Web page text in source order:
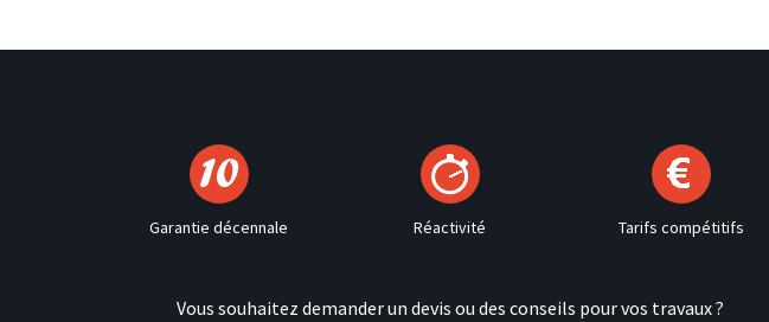
Garantie décennale Réactivité Tarifs compétitifs
Vous souhaitez demander un devis ou des conseils pour vos travaux ?